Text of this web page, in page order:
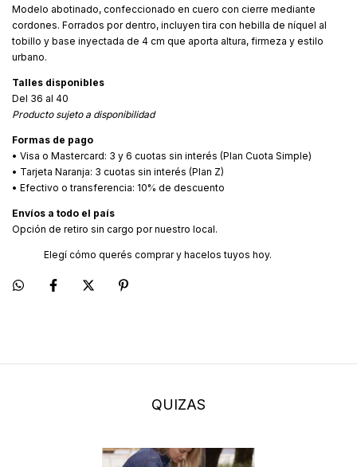
Modelo abotinado, confeccionado en cuero con cierre mediante
cordones. Forrados por dentro, incluyen tira con hebilla de níquel al
tobillo y base inyectada de 4 cm que aporta altura, firmeza y estilo
urbano.
Talles disponibles
Del 36 al 40
Producto sujeto a disponibilidad
Formas de pago
• Visa o Mastercard: 3 y 6 cuotas sin interés (Plan Cuota Simple)
• Tarjeta Naranja: 3 cuotas sin interés (Plan Z)
• Efectivo o transferencia: 10% de descuento
Envíos a todo el país
Opción de retiro sin cargo por nuestro local.
Elegí cómo querés comprar y hacelos tuyos hoy.
QUIZAS